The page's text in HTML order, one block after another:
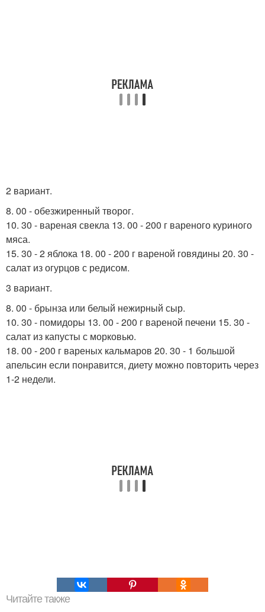
2 вариант.
8. 00 - обезжиренный творог.
10. 30 - вареная свекла 13. 00 - 200 г вареного куриного
мяса.
15. 30 - 2 яблока 18. 00 - 200 г вареной говядины 20. 30 -
салат из огурцов с редисом.
3 вариант.
8. 00 - брынза или белый нежирный сыр.
10. 30 - помидоры 13. 00 - 200 г вареной печени 15. 30 -
салат из капусты с морковью.
18. 00 - 200 г вареных кальмаров 20. 30 - 1 большой
апельсин если понравится, диету можно повторить через
1-2 недели.
Читайте также